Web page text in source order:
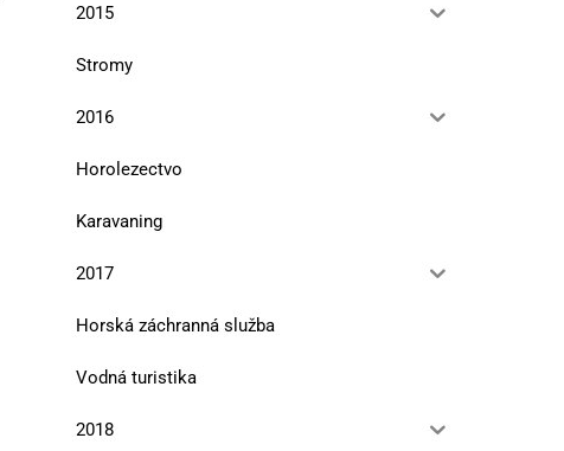
2015
Stromy
2016
Horolezectvo
Karavaning
2017
Horská záchranná služba
Vodná turistika
2018